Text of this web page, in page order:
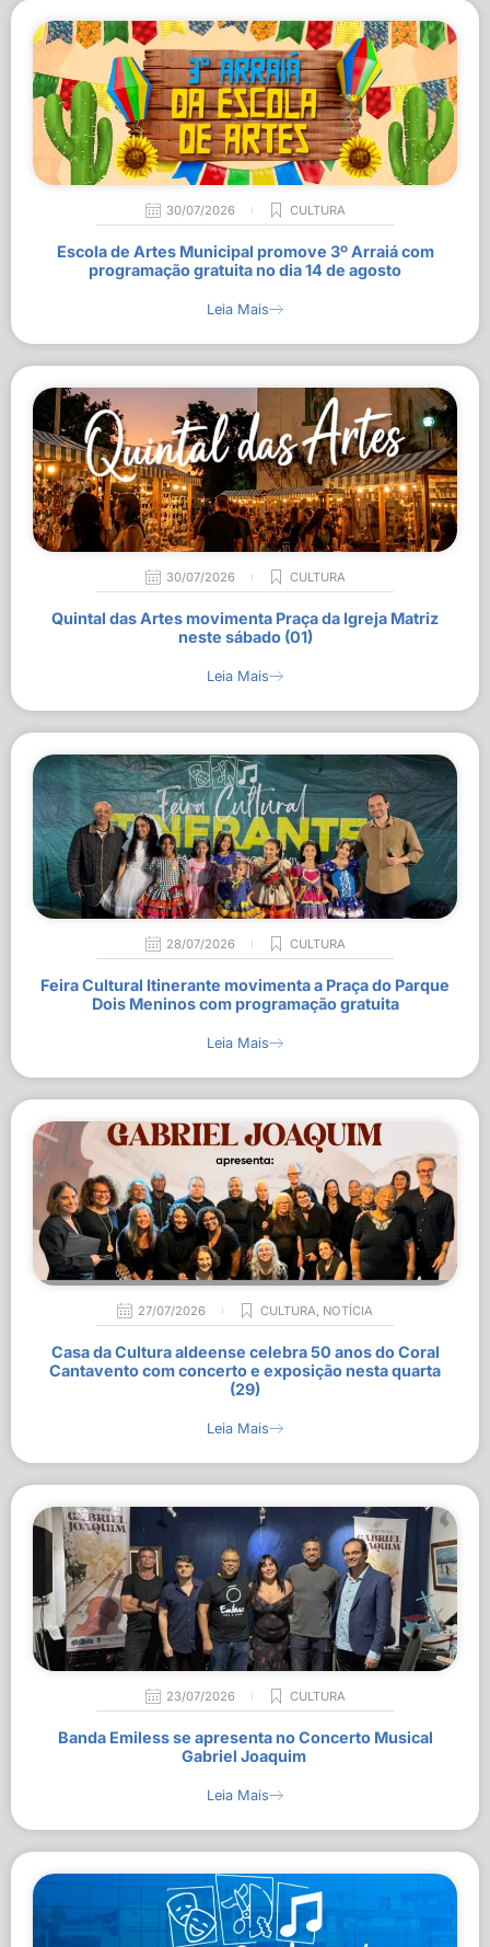
30/07/2026 CULTURA
Escola de Artes Municipal promove 3º Arraiá com
programação gratuita no dia 14 de agosto
Leia Mais
30/07/2026 CULTURA
Quintal das Artes movimenta Praça da Igreja Matriz
neste sábado (01)
Leia Mais
28/07/2026 CULTURA
Feira Cultural Itinerante movimenta a Praça do Parque
Dois Meninos com programação gratuita
Leia Mais
27/07/2026 CULTURA, NOTÍCIA
Casa da Cultura aldeense celebra 50 anos do Coral
Cantavento com concerto e exposição nesta quarta
(29)
Leia Mais
23/07/2026 CULTURA
Banda Emiless se apresenta no Concerto Musical
Gabriel Joaquim
Leia Mais